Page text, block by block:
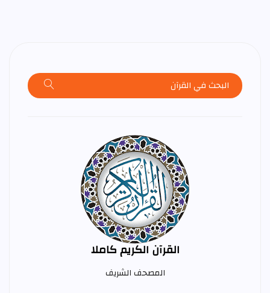
القرآن الكريم كاملا
المصحف الشريف